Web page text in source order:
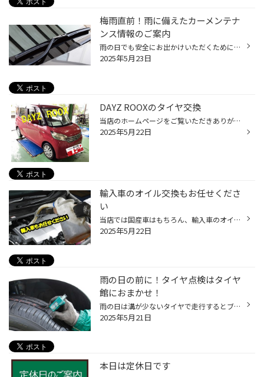
梅雨直前！雨に備えたカーメンテナ
ンス情報のご案内
雨の日でも安全にお出かけいただくために、事前の点検やメンテナンスをオススメしたい 3つのカーメンテナンスポイントをお伝えいたします。 【梅雨前メンテナンスポイント3選！】 ■ワイパー ワイパーが劣化すると、雨の日の視界が悪くなります。 梅雨に入ると雨の日が長くつづくこともしばしば。 年...
2025年5月23日
DAYZ ROOXのタイヤ交換
当店のホームページをご覧いただきありがとうございます。 本日はニッサン DAYZ ROOXのタイヤ交換をご紹介します。 お客さまご自身でタイヤの溝の状態を確認し、 かなりすり減っていると感じられ、当店にご来店。 タイヤの無料点検を行ったところ、 かなり摩耗が進み、硬化によるひび割れも各部に...
2025年5月22日
輸入車のオイル交換もお任せくださ
い
当店では国産車はもちろん、輸入車のオイル交換作業も承っております。 輸入車対応のエンジンオイルを ご準備しております ※ 純正オイルもお取り寄せできます ※お取り寄せ対応となる商品もございます ※在庫の確認・商品のお取り寄せの場合は、お手元に車検証をご用意ください。 ※車種によっては対応...
2025年5月22日
雨の日の前に！タイヤ点検はタイヤ
館におまかせ！
雨の日は溝が少ないタイヤで走行するとブレーキの効きが悪く、大変危険です。 安心して走行するために、しっかり「タイヤ点検」をして備えましょう！ タイヤの残り溝をしっかりチェックしよう！ タイヤの溝は雨で濡れた路面の水をしっかり掻き出す能力があります。 溝が少なくなってしまうと、溝が...
2025年5月21日
本日は定休日です